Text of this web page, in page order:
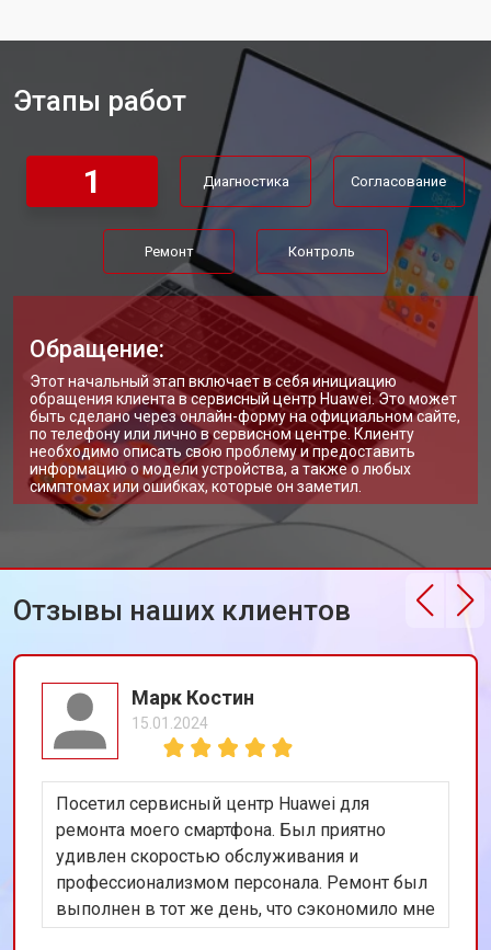
Замена матрицы ультрабука Huawei
Замена материнской платы от 2750 ₽
Замена жесткого диска HDD/SSD Заказать
Этапы работ
1 Диагностика Согласование
Ремонт Контроль
Обращение:
Этот начальный этап включает в себя инициацию
обращения клиента в сервисный центр Huawei. Это может
быть сделано через онлайн-форму на официальном сайте,
по телефону или лично в сервисном центре. Клиенту
необходимо описать свою проблему и предоставить
информацию о модели устройства, а также о любых
симптомах или ошибках, которые он заметил.
Отзывы наших клиентов
Марк Костин
15.01.2024
Посетил сервисный центр Huawei для
ремонта моего смартфона. Был приятно
удивлен скоростью обслуживания и
профессионализмом персонала. Ремонт был
выполнен в тот же день, что сэкономило мне
много времени. Особенно порадовало